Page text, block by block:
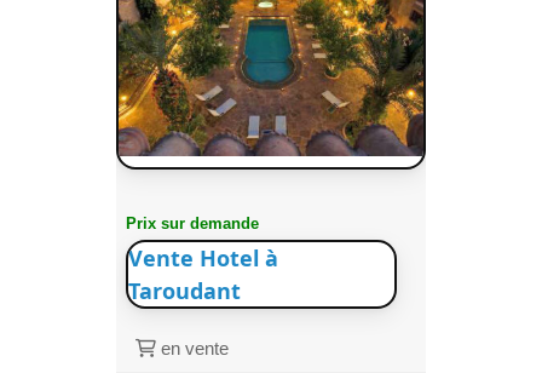
Prix sur demande
Vente Hotel à
Taroudant
en vente